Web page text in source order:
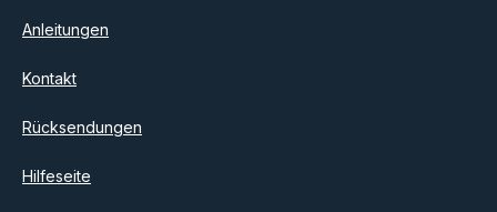
Anleitungen
Kontakt
Rücksendungen
Hilfeseite